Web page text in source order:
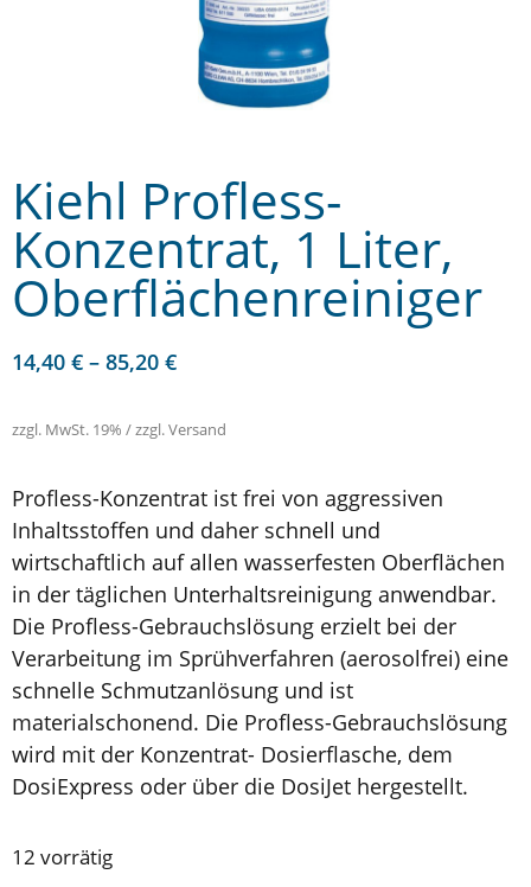
Kiehl Profless-
Konzentrat, 1 Liter,
Oberflächenreiniger
14,40 € – 85,20 €
zzgl. MwSt. 19% / zzgl. Versand
Profless-Konzentrat ist frei von aggressiven
Inhaltsstoffen und daher schnell und
wirtschaftlich auf allen wasserfesten Oberflächen
in der täglichen Unterhaltsreinigung anwendbar.
Die Profless-Gebrauchslösung erzielt bei der
Verarbeitung im Sprühverfahren (aerosolfrei) eine
schnelle Schmutzanlösung und ist
materialschonend. Die Profless-Gebrauchslösung
wird mit der Konzentrat- Dosierflasche, dem
DosiExpress oder über die DosiJet hergestellt.
12 vorrätig